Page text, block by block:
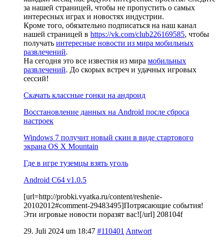
за нашей страницей, чтобы не пропустить о самых
интересных играх и новостях индустрии.
Кроме того, обязательно подписаться на наш канал
нашей страницей в https://vk.com/club226169585, чтобы
получать интересные новости из мира мобильных
развлечений.
На сегодня это все известия из мира мобильных
развлечений. До скорых встреч и удачных игровых
сессий!
Скачать классные гонки на андроид
Восстановление данных на Android после сброса
настроек
Windows 7 получит новый скин в виде стартового
экрана OS X Mountain
Где в игре туземцы взять уголь
Android C64 v1.0.5
[url=http://probki.vyatka.ru/content/reshenie-
20102012#comment-29483495]Потрясающие события!
Эти игровые новости поразят вас![/url] 208104f
29. Juli 2024 um 18:47 #110401 Antwort